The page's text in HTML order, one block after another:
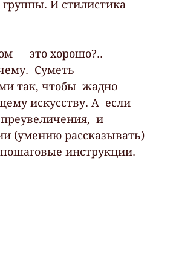
группы. И стилистика
— это хорошо?..
Суметь
так, чтобы  жадно
искусству. А  если
и
(умению рассказывать)
инструкции.